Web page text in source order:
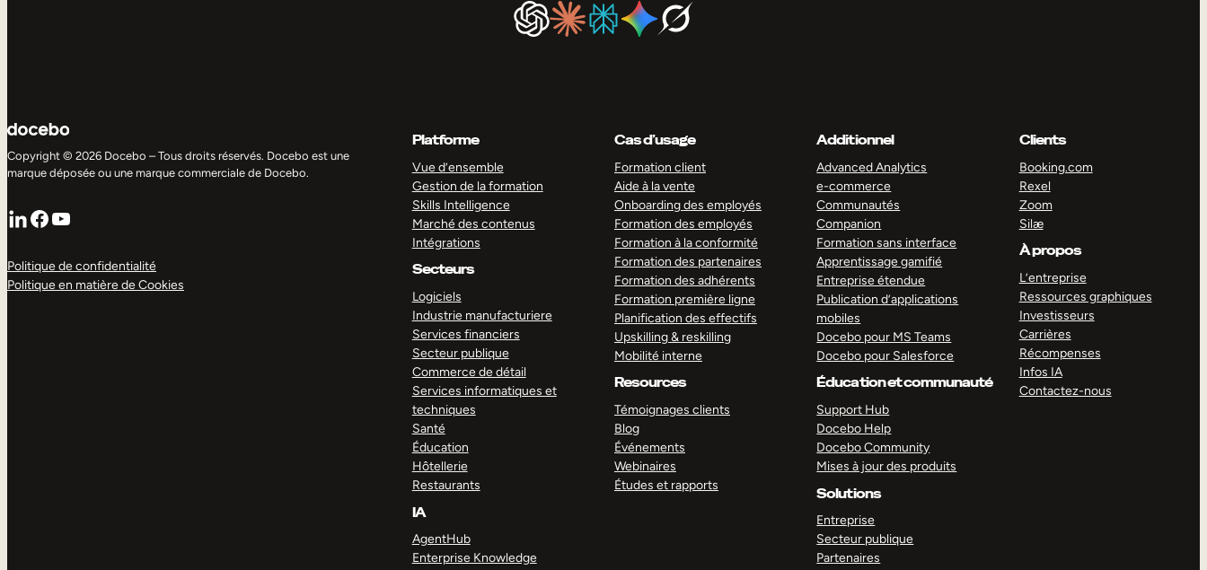
Copyright © 2026 Docebo – Tous droits réservés. Docebo est une
marque déposée ou une marque commerciale de Docebo.
LinkedIn
Facebook
YouTube
Politique de confidentialité
Politique en matière de Cookies
Platforme
Vue d’ensemble
Gestion de la formation
Skills Intelligence
Marché des contenus
Intégrations
Secteurs
Logiciels
Industrie manufacturiere
Services financiers
Secteur publique
Commerce de détail
Services informatiques et
techniques
Santé
Éducation
Hôtellerie
Restaurants
IA
AgentHub
Enterprise Knowledge
Cas d’usage
Formation client
Aide à la vente
Onboarding des employés
Formation des employés
Formation à la conformité
Formation des partenaires
Formation des adhérents
Formation première ligne
Planification des effectifs
Upskilling & reskilling
Mobilité interne
Resources
Témoignages clients
Blog
Événements
Webinaires
Études et rapports
Additionnel
Advanced Analytics
e-commerce
Communautés
Companion
Formation sans interface
Apprentissage gamifié
Entreprise étendue
Publication d’applications
mobiles
Docebo pour MS Teams
Docebo pour Salesforce
Éducation et communauté
Support Hub
Docebo Help
Docebo Community
Mises à jour des produits
Solutions
Entreprise
Secteur publique
Partenaires
Clients
Booking.com
Rexel
Zoom
Silæ
À propos
L’entreprise
Ressources graphiques
Investisseurs
Carrières
Récompenses
Infos IA
Contactez-nous